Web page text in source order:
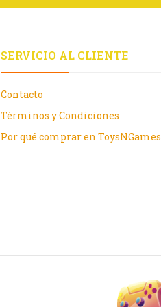
SERVICIO AL CLIENTE
Contacto
Términos y Condiciones
Por qué comprar en ToysNGames